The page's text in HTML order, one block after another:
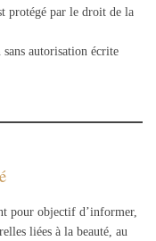
protégé par le droit de la
autorisation écrite
pour objectif d’informer,
liées à la beauté, au